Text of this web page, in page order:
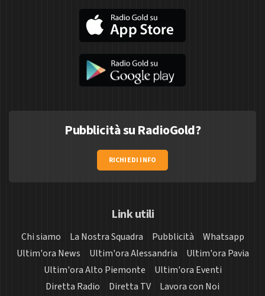
Pubblicità su RadioGold?
RICHIEDI INFO
Link utili
Chi siamo La Nostra Squadra Pubblicità
Whatsapp
Ultim'ora News
Ultim'ora Alessandria
Ultim'ora Pavia
Ultim'ora Alto Piemonte
Ultim'ora Eventi
Diretta Radio
Diretta TV Lavora con Noi